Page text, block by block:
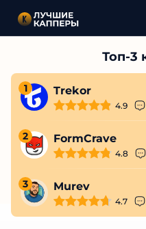
1 Trekor
4.9
2 FormCrave
4.8
3 Murev
4.7